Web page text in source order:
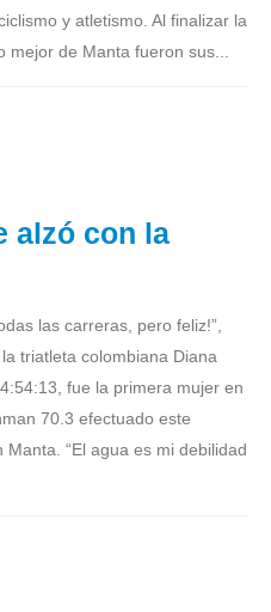
y atletismo. Al finalizar la
mejor de Manta fueron sus...
alzó con la
las carreras, pero feliz!”,
triatleta colombiana Diana
fue la primera mujer en
70.3 efectuado este
“El agua es mi debilidad